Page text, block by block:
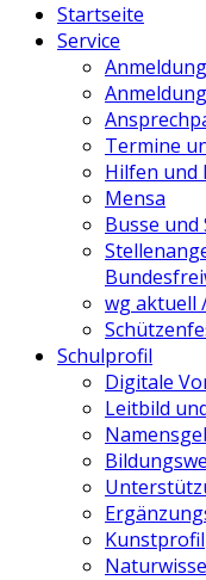
Startseite
Service
Termine
Hilfen und
Mensa
Busse und
wg aktuell
Schulprofil
Digitale
Leitbild
Kunstprofil